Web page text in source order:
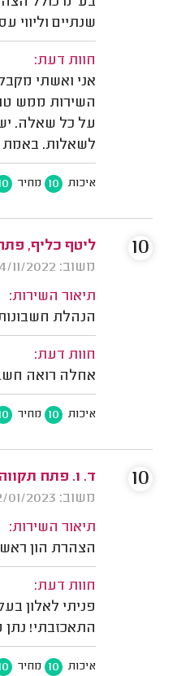
שנתיים וליווי
חוות דעת:
אני ואשתי
השירות ממש
על כל שאלה.
לשאלות. באמת
איכות 10 מחיר
ליטף כליף,
משוב: 14/11/2022
תיאור השירות:
הנהלת
חוות דעת:
אחלה רואה
איכות 10 מחיר
10
ד. ו. פתח
משוב: 22/01/2023
תיאור השירות:
הצהרת הון
חוות דעת:
פניתי לאלון
התאכזבתי! נתן
איכות 10 מחיר
10